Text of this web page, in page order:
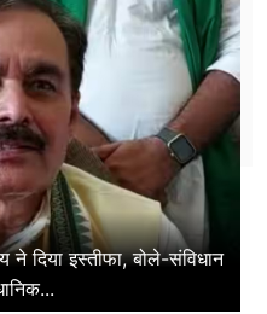
ने दिया इस्तीफा, बोले-संविधान